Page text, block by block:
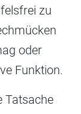
zu
oder
Funktion.
Tatsache